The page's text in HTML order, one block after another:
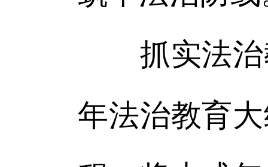
抓实法治
年法治教育